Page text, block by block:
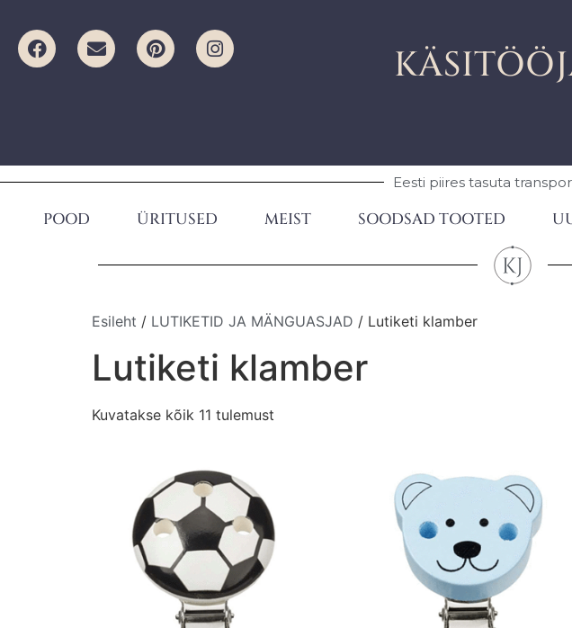
Eesti piires tasuta
POOD ÜRITUSED MEIST SOODSAD TOOTED
Esileht / LUTIKETID JA MÄNGUASJAD / Lutiketi klamber
Lutiketi klamber
Kuvatakse kõik 11 tulemust